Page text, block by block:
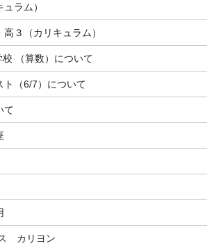
ラム）
３（カリキュラム）
（算数）について
ト（6/7）について
て
カリヨン